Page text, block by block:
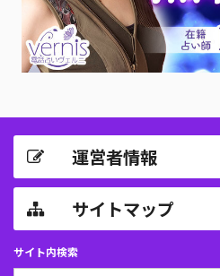
運営者情報
サイトマップ
サイト内検索